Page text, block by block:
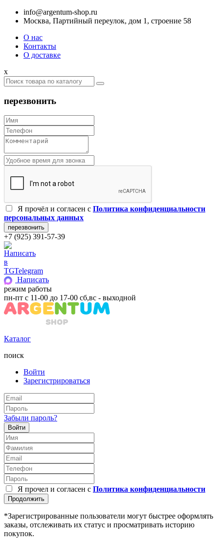
info@argentum-shop.ru
Москва, Партийный переулок, дом 1, строение 58
О нас
Контакты
О доставке
x
перезвонить
Я прочёл и согласен c Политика конфиденциальности
персональных данных
+7 (925) 391-57-39
Telegram
Написать
режим работы
пн-пт с 11-00 до 17-00 сб,вс - выходной
Каталог
поиск
Войти
Зарегистрироваться
Забыли пароль?
Войти
Я прочел и согласен с Политика конфиденциальности
Продолжить
*Зарегистрированные пользователи могут быстрее оформлять
заказы, отслеживать их статус и просматривать историю
покупок.